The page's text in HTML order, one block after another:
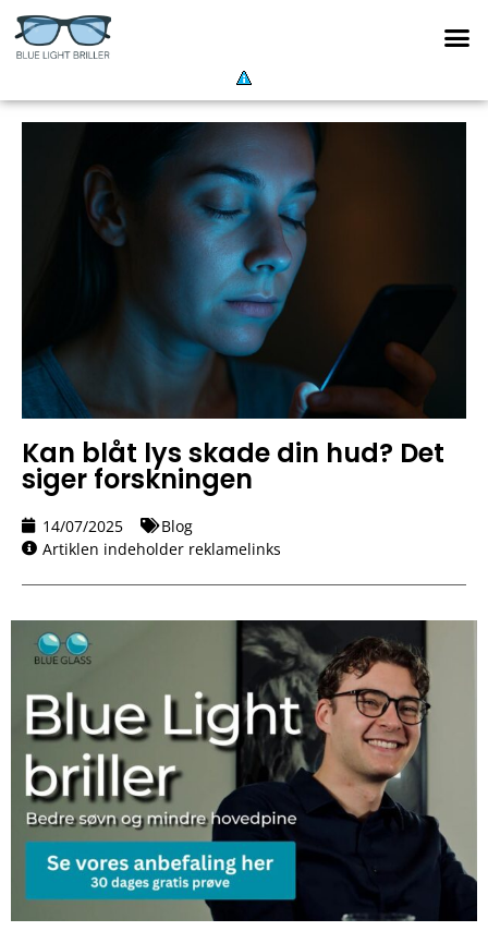
Kan blåt lys skade din hud? Det
siger forskningen
14/07/2025
Blog
Artiklen indeholder reklamelinks